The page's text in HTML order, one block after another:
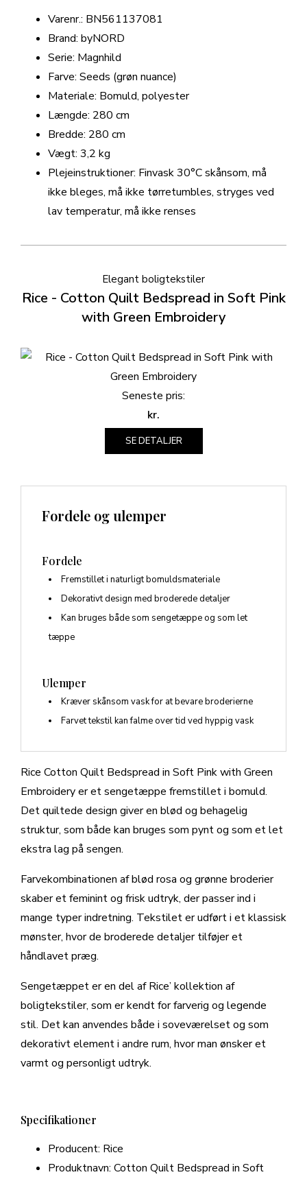
Varenr.: BN561137081
Brand: byNORD
Serie: Magnhild
Farve: Seeds (grøn nuance)
Materiale: Bomuld, polyester
Længde: 280 cm
Bredde: 280 cm
Vægt: 3,2 kg
Plejeinstruktioner: Finvask 30°C skånsom, må
ikke bleges, må ikke tørretumbles, stryges ved
lav temperatur, må ikke renses
Elegant boligtekstiler
Rice - Cotton Quilt Bedspread in Soft Pink
with Green Embroidery
Rice Cotton Quilt Bedspread in Soft Pink with Green
Embroidery er et sengetæppe fremstillet i bomuld.
Det quiltede design giver en blød og behagelig
struktur, som både kan bruges som pynt og som et let
ekstra lag på sengen.
Farvekombinationen af blød rosa og grønne broderier
skaber et feminint og frisk udtryk, der passer ind i
mange typer indretning. Tekstilet er udført i et klassisk
mønster, hvor de broderede detaljer tilføjer et
håndlavet præg.
Sengetæppet er en del af Rice’ kollektion af
boligtekstiler, som er kendt for farverig og legende
stil. Det kan anvendes både i soveværelset og som
dekorativt element i andre rum, hvor man ønsker et
varmt og personligt udtryk.
Fordele og ulemper
Fordele
Fremstillet i naturligt bomuldsmateriale
Dekorativt design med broderede detaljer
Kan bruges både som sengetæppe og som let
tæppe
Ulemper
Kræver skånsom vask for at bevare broderierne
Farvet tekstil kan falme over tid ved hyppig vask
Specifikationer
Producent: Rice
Produktnavn: Cotton Quilt Bedspread in Soft
Seneste pris:
kr.
SE DETALJER